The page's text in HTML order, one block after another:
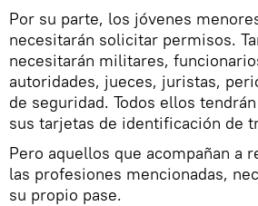
Por su parte, los jóvenes
necesitarán solicitar permisos.
necesitarán militares,
autoridades, jueces, juristas,
de seguridad. Todos ellos
sus tarjetas de identificación de
Pero aquellos que acompañan a
las profesiones mencionadas,
su propio pase.